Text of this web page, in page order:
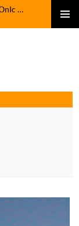
ⓒ금누리번개날터.昆奴力電慈空場.gumnuri's ElEctrOnIc fActOrY